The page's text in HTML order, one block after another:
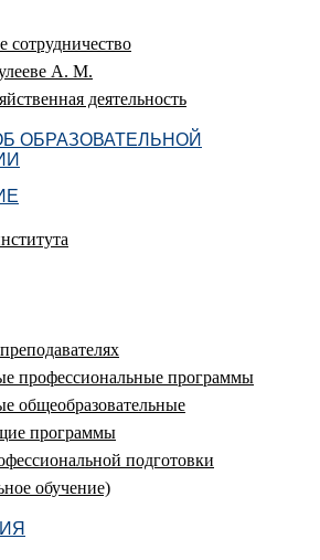
А. М.
деятельность
ОБРАЗОВАТЕЛЬНОЙ
профессиональные программы
общеобразовательные
программы
подготовки
обучение)